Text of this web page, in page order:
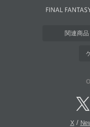
関連商品
X/